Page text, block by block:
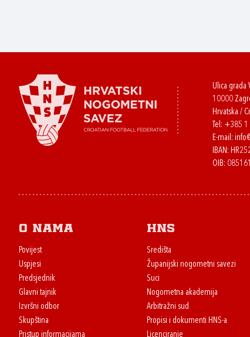
Ulica grada
10000
Hrvatska /
Tel: +385 1
E-mail:
IBAN:
OIB:
O nama
Povijest
Uspjesi
Predsjednik
Glavni tajnik
Izvršni odbor
Skupština
Pristup informacijama
HNS
Središta
Županijski nogometni savezi
Suci
Nogometna akademija
Arbitražni sud
Propisi i dokumenti HNS-a
Licenciranje